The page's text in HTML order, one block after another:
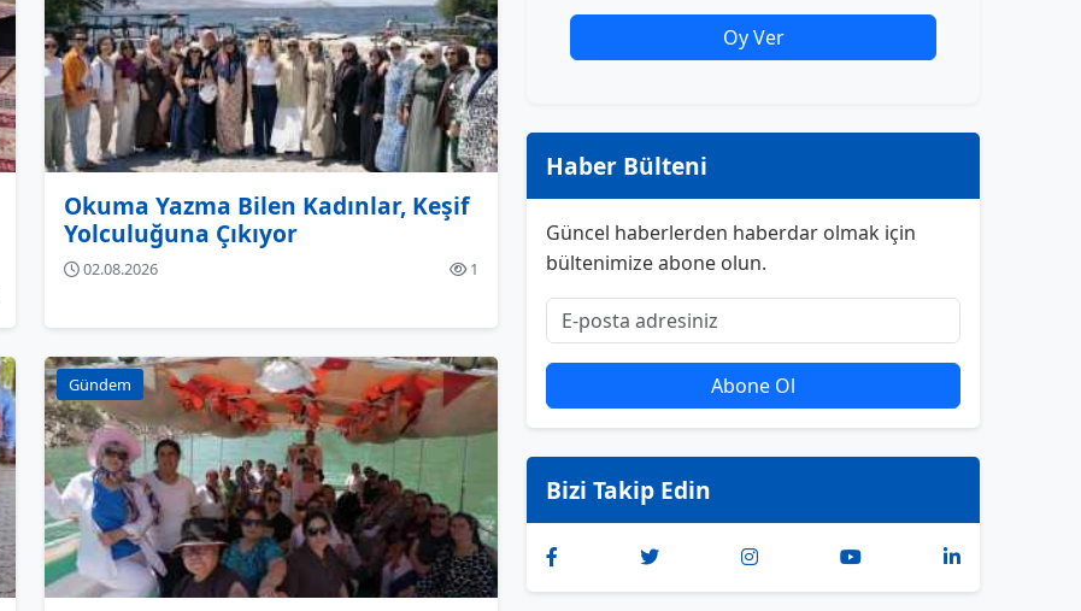
Okuma Yazma Bilen Kadınlar, Keşif
Yolculuğuna Çıkıyor
02.08.2026 1
Gündem
Oy Ver
Haber Bülteni
Güncel haberlerden haberdar olmak için
bültenimize abone olun.
Abone Ol
Bizi Takip Edin